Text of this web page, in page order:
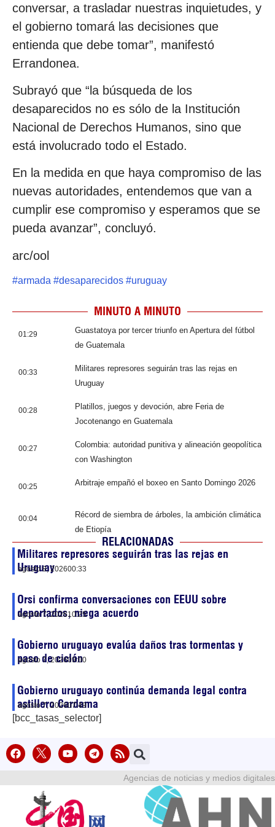
conversar, a trasladar nuestras inquietudes, y
el gobierno tomará las decisiones que
entienda que debe tomar”, manifestó
Errandonea.
Subrayó que “la búsqueda de los
desaparecidos no es sólo de la Institución
Nacional de Derechos Humanos, sino que
está involucrado todo el Estado.
En la medida en que haya compromiso de las
nuevas autoridades, entendemos que van a
cumplir ese compromiso y esperamos que se
pueda avanzar”, concluyó.
arc/ool
#armada #desaparecidos #uruguay
MINUTO A MINUTO
01:29
Guastatoya por tercer triunfo en Apertura del fútbol
de Guatemala
00:33
Militares represores seguirán tras las rejas en
Uruguay
00:28
Platillos, juegos y devoción, abre Feria de
Jocotenango en Guatemala
00:27
Colombia: autoridad punitiva y alineación geopolítica
con Washington
00:25 Arbitraje empañó el boxeo en Santo Domingo 2026
00:04
Récord de siembra de árboles, la ambición climática
de Etiopía
RELACIONADAS
Militares represores seguirán tras las rejas en
Uruguay
agosto 8, 202600:33
Orsi confirma conversaciones con EEUU sobre
deportados, niega acuerdo
agosto 7, 202610:25
Gobierno uruguayo evalúa daños tras tormentas y
paso de ciclón
agosto 7, 202609:00
Gobierno uruguayo continúa demanda legal contra
astillero Cardama
agosto 7, 202607:49
[bcc_tasas_selector]
Agencias de noticias y medios digitales